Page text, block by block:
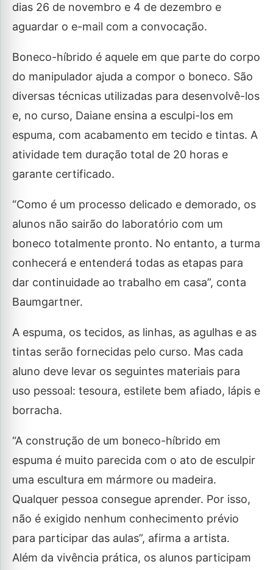
dias 26 de novembro e 4 de dezembro e
aguardar o e-mail com a convocação.
Boneco-híbrido é aquele em que parte do corpo
do manipulador ajuda a compor o boneco. São
diversas técnicas utilizadas para desenvolvê-los
e, no curso, Daiane ensina a esculpi-los em
espuma, com acabamento em tecido e tintas. A
atividade tem duração total de 20 horas e
garante certificado.
“Como é um processo delicado e demorado, os
alunos não sairão do laboratório com um
boneco totalmente pronto. No entanto, a turma
conhecerá e entenderá todas as etapas para
dar continuidade ao trabalho em casa”, conta
Baumgartner.
A espuma, os tecidos, as linhas, as agulhas e as
tintas serão fornecidas pelo curso. Mas cada
aluno deve levar os seguintes materiais para
uso pessoal: tesoura, estilete bem afiado, lápis e
borracha.
“A construção de um boneco-híbrido em
espuma é muito parecida com o ato de esculpir
uma escultura em mármore ou madeira.
Qualquer pessoa consegue aprender. Por isso,
não é exigido nenhum conhecimento prévio
para participar das aulas”, afirma a artista.
Além da vivência prática, os alunos participam